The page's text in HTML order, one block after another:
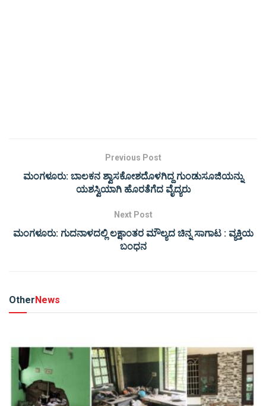
Previous Post
ಮಂಗಳೂರು: ಬಾಲಕನ ಶ್ವಾಸಕೋಶದೊಳಗಿದ್ದ ಗುಂಡುಸೂಜಿಯನ್ನು
ಯಶಸ್ವಿಯಾಗಿ ಹೊರತೆಗೆದ ವೈದ್ಯರು
Next Post
ಮಂಗಳೂರು: ಗುದನಾಳದಲ್ಲಿ ಲಕ್ಷಾಂತರ ಮೌಲ್ಯದ ಚಿನ್ನ ಸಾಗಾಟ : ವ್ಯಕ್ತಿಯ
ಬಂಧನ
Other News